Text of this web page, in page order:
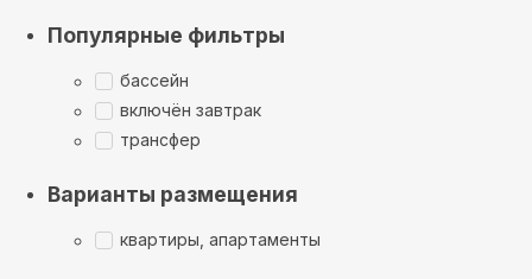
Популярные фильтры
бассейн
включён завтрак
трансфер
Варианты размещения
квартиры, апартаменты